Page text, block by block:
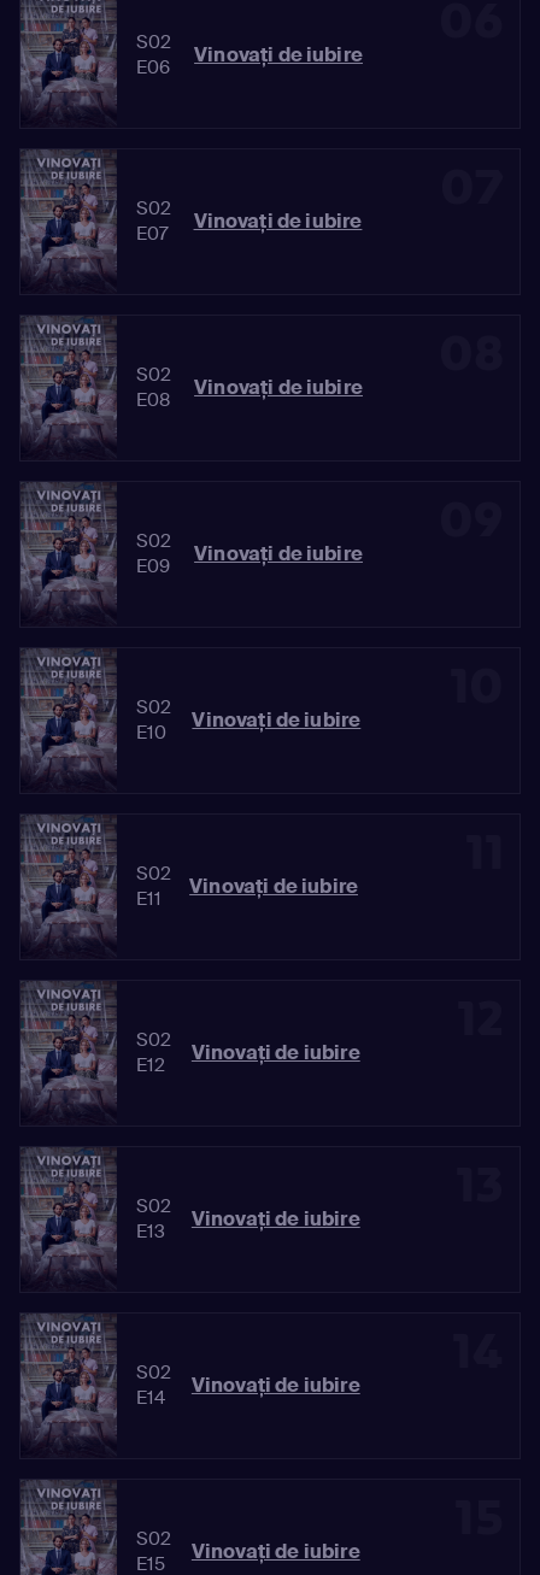
S02
E06
Vinovaţi de iubire
S02
E07
Vinovaţi de iubire
S02
E08
Vinovaţi de iubire
S02
E09
Vinovaţi de iubire
S02
E10
Vinovaţi de iubire
S02
E11
Vinovaţi de iubire
S02
E12
Vinovaţi de iubire
S02
E13
Vinovaţi de iubire
S02
E14
Vinovaţi de iubire
S02
E15
Vinovaţi de iubire